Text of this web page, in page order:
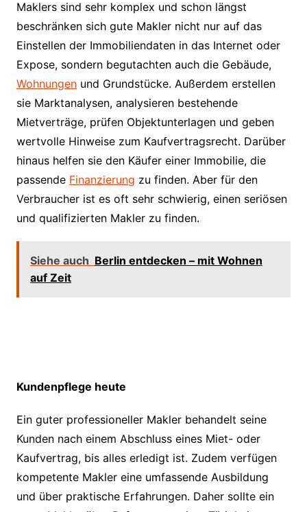
Maklers sind sehr komplex und schon längst
beschränken sich gute Makler nicht nur auf das
Einstellen der Immobiliendaten in das Internet oder
Expose, sondern begutachten auch die Gebäude,
Wohnungenund Grundstücke. Außerdem erstellen
sie Marktanalysen, analysieren bestehende
Mietverträge, prüfen Objektunterlagen und geben
wertvolle Hinweise zum Kaufvertragsrecht. Darüber
hinaus helfen sie den Käufer einer Immobilie, die
passende Finanzierung zu finden. Aber für den
Verbraucher ist es oft sehr schwierig, einen seriösen
und qualifizierten Makler zu finden.
Siehe auch Berlin entdecken – mit Wohnen
auf Zeit
Kundenpflege heute
Ein guter professioneller Makler behandelt seine
Kunden nach einem Abschluss eines Miet- oder
Kaufvertrag, bis alles erledigt ist. Zudem verfügen
kompetente Makler eine umfassende Ausbildung
und über praktische Erfahrungen. Daher sollte ein